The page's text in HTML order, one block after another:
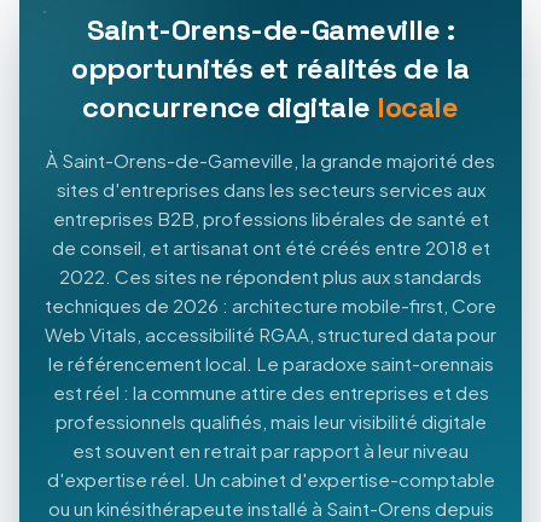
Saint-Orens-de-Gameville :
opportunités et réalités de la
concurrence digitale locale
À Saint-Orens-de-Gameville, la grande majorité des
sites d'entreprises dans les secteurs services aux
entreprises B2B, professions libérales de santé et
de conseil, et artisanat ont été créés entre 2018 et
2022. Ces sites ne répondent plus aux standards
techniques de 2026 : architecture mobile-first, Core
Web Vitals, accessibilité RGAA, structured data pour
le référencement local. Le paradoxe saint-orennais
est réel : la commune attire des entreprises et des
professionnels qualifiés, mais leur visibilité digitale
est souvent en retrait par rapport à leur niveau
d'expertise réel. Un cabinet d'expertise-comptable
ou un kinésithérapeute installé à Saint-Orens depuis